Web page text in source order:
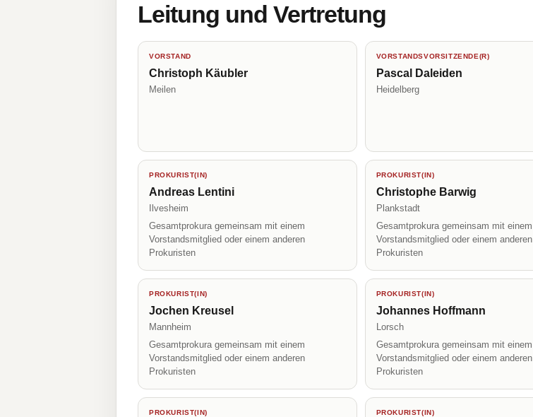
Leitung und Vertretung
VORSTAND
Christoph Käubler
Meilen
VORSTANDSVORSITZENDE(R)
Pascal Daleiden
Heidelberg
PROKURIST(IN)
Andreas Lentini
Ilvesheim
Gesamtprokura gemeinsam mit einem
Vorstandsmitglied oder einem anderen
Prokuristen
PROKURIST(IN)
Christophe Barwig
Plankstadt
Gesamtprokura gemeinsam mit einem
Vorstandsmitglied oder einem anderen
Prokuristen
PROKURIST(IN)
Jochen Kreusel
Mannheim
Gesamtprokura gemeinsam mit einem
Vorstandsmitglied oder einem anderen
Prokuristen
PROKURIST(IN)
Johannes Hoffmann
Lorsch
Gesamtprokura gemeinsam mit einem
Vorstandsmitglied oder einem anderen
Prokuristen
PROKURIST(IN) PROKURIST(IN)